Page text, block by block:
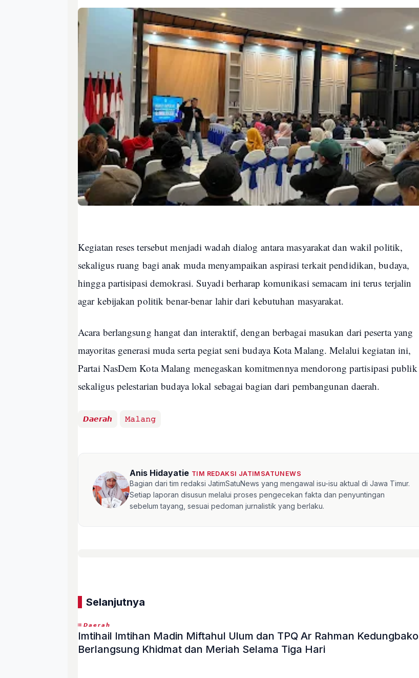
Kegiatan reses tersebut menjadi wadah dialog antara masyarakat dan wakil politik,
sekaligus ruang bagi anak muda menyampaikan aspirasi terkait pendidikan, budaya,
hingga partisipasi demokrasi. Suyadi berharap komunikasi semacam ini terus terjalin
agar kebijakan politik benar-benar lahir dari kebutuhan masyarakat.
Acara berlangsung hangat dan interaktif, dengan berbagai masukan dari peserta yang
mayoritas generasi muda serta pegiat seni budaya Kota Malang. Melalui kegiatan ini,
Partai NasDem Kota Malang menegaskan komitmennya mendorong partisipasi publik
sekaligus pelestarian budaya lokal sebagai bagian dari pembangunan daerah.
𝘿𝙖𝙚𝙧𝙖𝙝 𝙼𝚊𝚕𝚊𝚗𝚐
Anis Hidayatie TIM REDAKSI JATIMSATUNEWS
Bagian dari tim redaksi JatimSatuNews yang mengawal isu-isu aktual di Jawa Timur.
Setiap laporan disusun melalui proses pengecekan fakta dan penyuntingan
sebelum tayang, sesuai pedoman jurnalistik yang berlaku.
Selanjutnya
𝘿𝙖𝙚𝙧𝙖𝙝
Imtihail Imtihan Madin Miftahul Ulum dan TPQ Ar Rahman Kedungbako
Berlangsung Khidmat dan Meriah Selama Tiga Hari